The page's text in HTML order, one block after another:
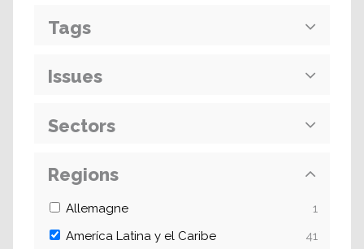
Tags
Issues
Sectors
Regions
Allemagne
1
Ameríca Latina y el Caribe
41